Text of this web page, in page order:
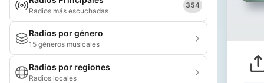
Radios más escuchadas
354
Radios por género
15 géneros musicales
Radios por regiones
Radios locales